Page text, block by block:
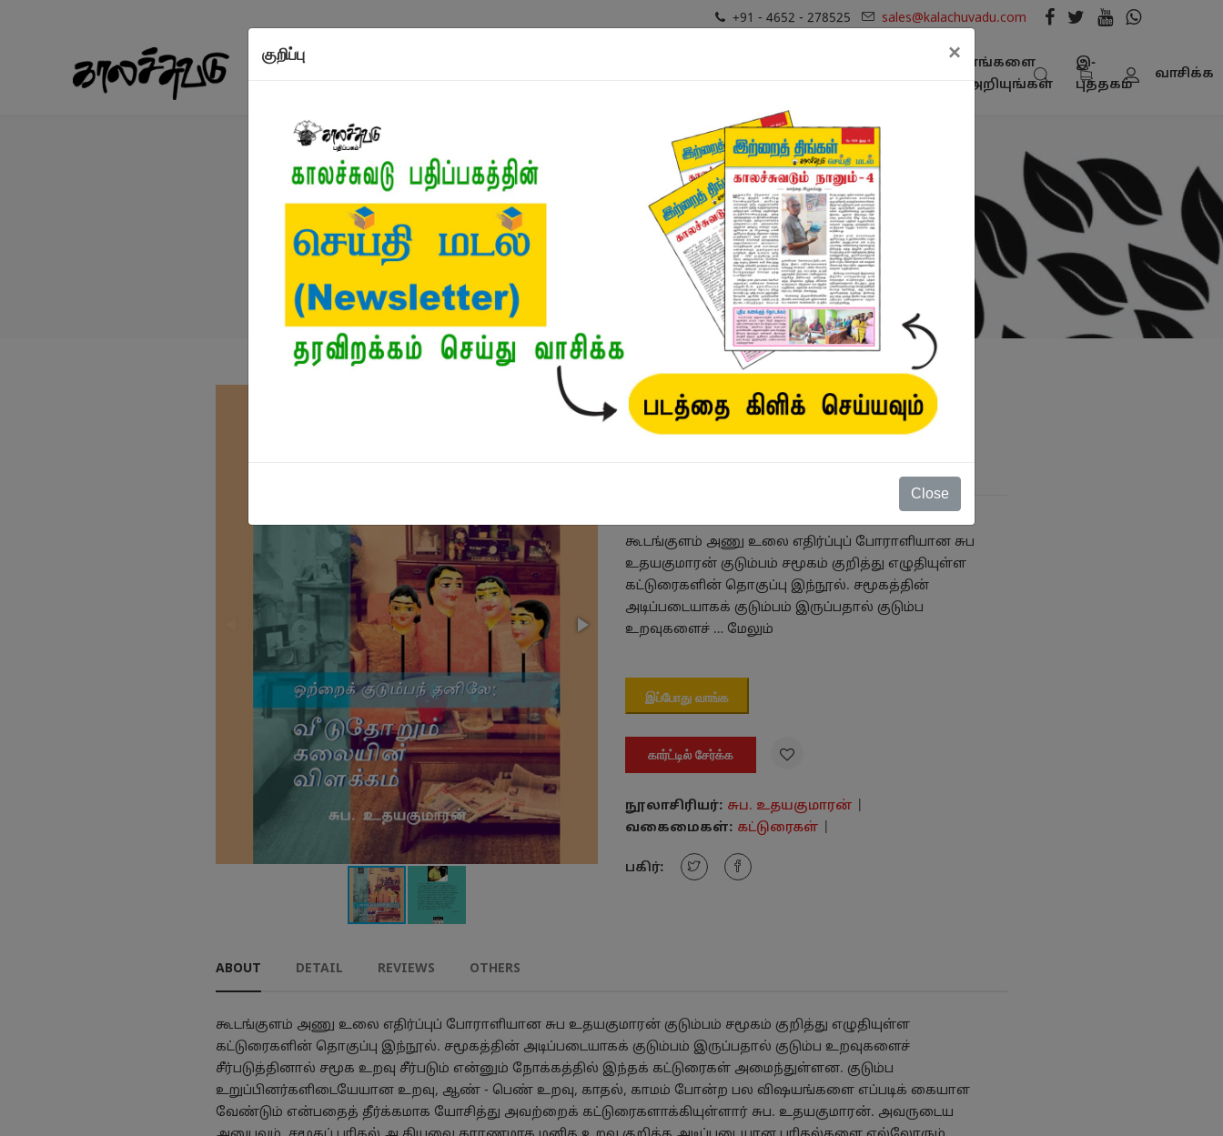
+91 - 4652 - 278525 sales@kalachuvadu.com
எங்களை
அறியுங்கள்
இ-
புத்தகம்
வாசிக்க
குறிப்பு ×
Close
நூல்கள் / கட்டுரைகள் ஒற்றைக் குடும்பந் தனிலே: வீடுதோறும் கலையின் விளக்கம்
ஒற்றைக் குடும்பந் தனிலே: வீடுதோறும்
கலையின் விளக்கம்
கூடங்குளம் அணு உலை எதிர்ப்புப் போராளியான சுப
உதயகுமாரன் குடும்பம் சமூகம் குறித்து எழுதியுள்ள
கட்டுரைகளின் தொகுப்பு இந்நூல். சமூகத்தின்
அடிப்படையாகக் குடும்பம் இருப்பதால் குடும்ப
உறவுகளைச் … மேலும்
இப்போது வாங்க
கார்ட்டில் சேர்க்க 
நூலாசிரியர்: சுப. உதயகுமாரன்
வகைமைகள்: கட்டுரைகள்
பகிர்:
ABOUT DETAIL REVIEWS OTHERS
கூடங்குளம் அணு உலை எதிர்ப்புப் போராளியான சுப உதயகுமாரன் குடும்பம் சமூகம் குறித்து எழுதியுள்ள
கட்டுரைகளின் தொகுப்பு இந்நூல். சமூகத்தின் அடிப்படையாகக் குடும்பம் இருப்பதால் குடும்ப உறவுகளைச்
சீர்படுத்தினால் சமூக உறவு சீர்படும் என்னும் நோக்கத்தில் இந்தக் கட்டுரைகள் அமைந்துள்ளன. குடும்ப
உறுப்பினர்களிடையேயான உறவு, ஆண் - பெண் உறவு, காதல், காமம் போன்ற பல விஷயங்களை எப்படிக் கையாள
வேண்டும் என்பதைத் தீர்க்கமாக யோசித்து அவற்றைக் கட்டுரைகளாக்கியுள்ளார் சுப. உதயகுமாரன். அவருடைய